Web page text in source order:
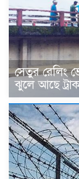
সেতুর রেলিং
ঝুলে আছে ট্রাক